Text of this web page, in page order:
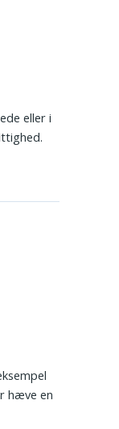
eller i
hæve en